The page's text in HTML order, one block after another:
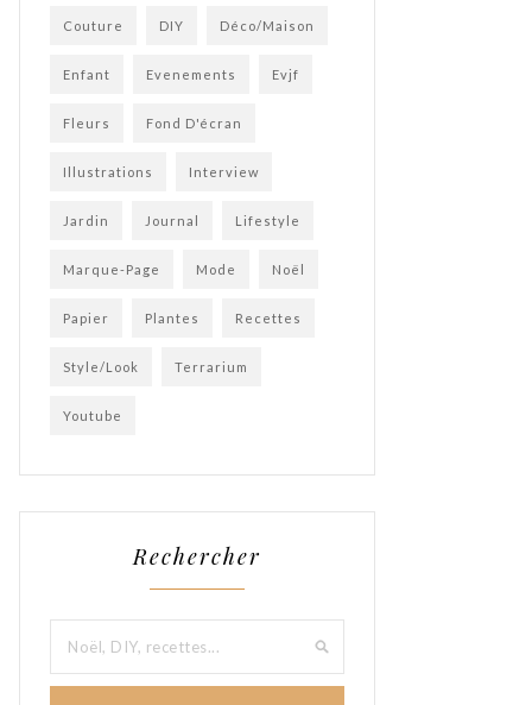
Couture DIY Déco/Maison
Enfant Evenements Evjf
Fleurs Fond D'écran
Illustrations Interview
Jardin Journal Lifestyle
Marque-Page Mode Noël
Papier Plantes Recettes
Style/Look Terrarium
Youtube
Rechercher